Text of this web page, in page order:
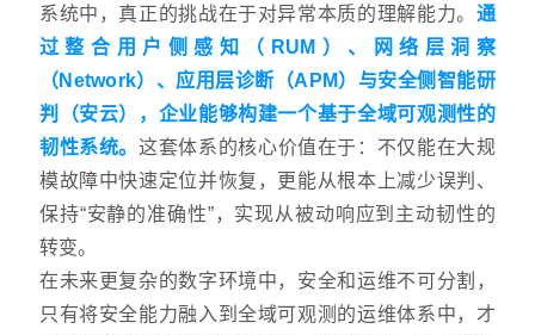
系统中，真正的挑战在于对异常本质的理解能力。 通
过整合用户侧感知（RUM）、网络层洞察
（Network）、应用层诊断（APM）与安全侧智能研
判（安云），企业能够构建一个基于全域可观测性的
韧性系统。这套体系的核心价值在于：不仅能在大规
模故障中快速定位并恢复，更能从根本上减少误判、
保持“安静的准确性”，实现从被动响应到主动韧性的
转变。
在未来更复杂的数字环境中，安全和运维不可分割，
只有将安全能力融入到全域可观测的运维体系中，才